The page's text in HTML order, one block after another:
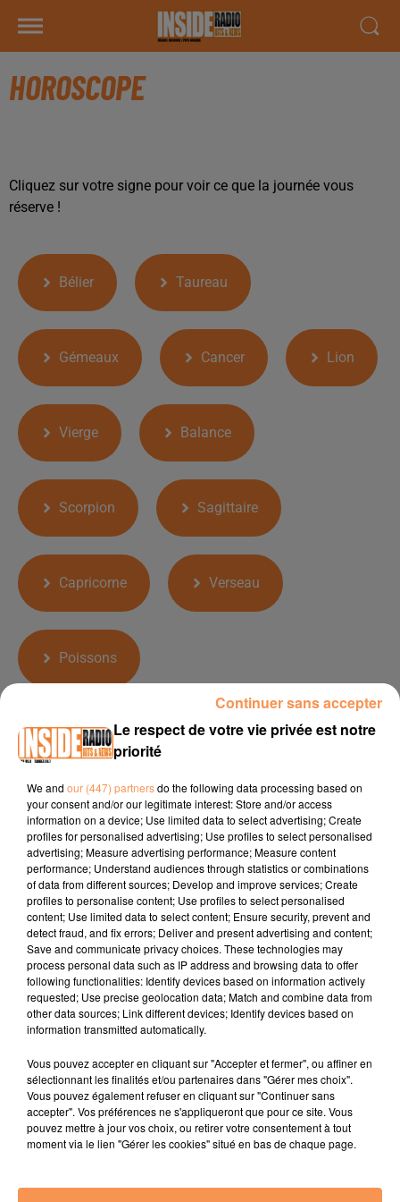
HOROSCOPE
Cliquez sur votre signe pour voir ce que la journée vous
réserve !
Bélier Taureau
Gémeaux Cancer Lion
Vierge Balance
Scorpion Sagittaire
Capricorne Verseau
Poissons
1
TEDDY SWIMS ALEX WARREN TEMPER CITY
5 6
TITRES DIFFUSÉS
Le respect de votre vie privée est notre
priorité
We and our (447) partnersdo the following data processing based on
your consent and/or our legitimate interest: Store and/or access
information on a device; Use limited data to select advertising; Create
profiles for personalised advertising; Use profiles to select personalised
advertising; Measure advertising performance; Measure content
performance; Understand audiences through statistics or combinations
of data from different sources; Develop and improve services; Create
profiles to personalise content; Use profiles to select personalised
content; Use limited data to select content; Ensure security, prevent and
detect fraud, and fix errors; Deliver and present advertising and content;
Save and communicate privacy choices. These technologies may
process personal data such as IP address and browsing data to offer
following functionalities: Identify devices based on information actively
requested; Use precise geolocation data; Match and combine data from
other data sources; Link different devices; Identify devices based on
information transmitted automatically.
Vous pouvez accepter en cliquant sur "Accepter et fermer", ou affiner en
sélectionnant les finalités et/ou partenaires dans "Gérer mes choix".
Vous pouvez également refuser en cliquant sur "Continuer sans
accepter". Vos préférences ne s'appliqueront que pour ce site. Vous
pouvez mettre à jour vos choix, ou retirer votre consentement à tout
moment via le lien "Gérer les cookies" situé en bas de chaque page.
Continuer sans accepter